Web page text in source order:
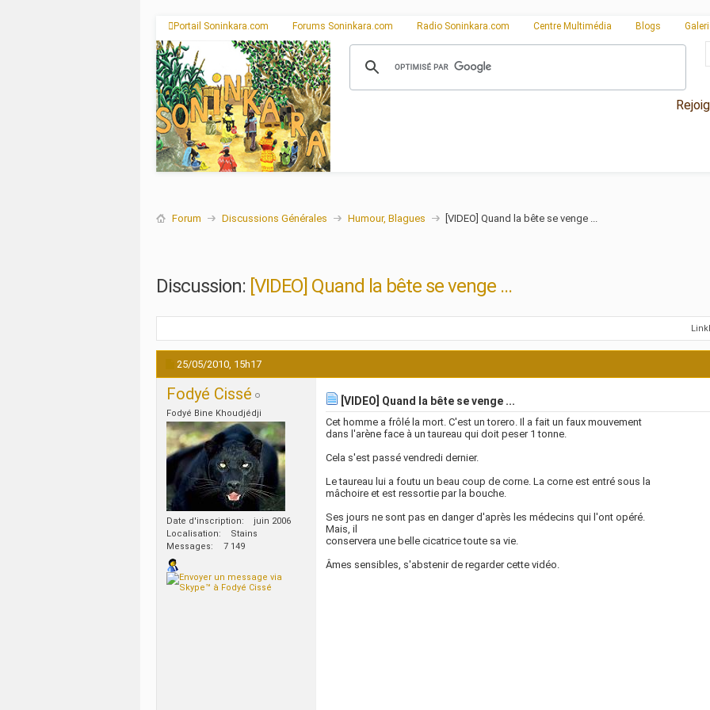
Portail Soninkara.com Forums Soninkara.com Radio Soninkara.com Centre Multimédia Blogs
Forum Discussions Générales Humour, Blagues [VIDEO] Quand la bête se venge ...
Discussion: [VIDEO] Quand la bête se venge ...
25/05/2010, 15h17
Fodyé Cissé
Fodyé Bine Khoudjédji
Date d'inscription
juin 2006
Localisation
Stains
Messages
7 149
[VIDEO] Quand la bête se venge ...
Cet homme a frôlé la mort. C'est un torero. Il a fait un faux mouvement
dans l'arène face à un taureau qui doit peser 1 tonne.
Cela s'est passé vendredi dernier.
Le taureau lui a foutu un beau coup de corne. La corne est entré sous la
mâchoire et est ressortie par la bouche.
Ses jours ne sont pas en danger d'après les médecins qui l'ont opéré.
Mais, il
conservera une belle cicatrice toute sa vie.
Âmes sensibles, s'abstenir de regarder cette vidéo.